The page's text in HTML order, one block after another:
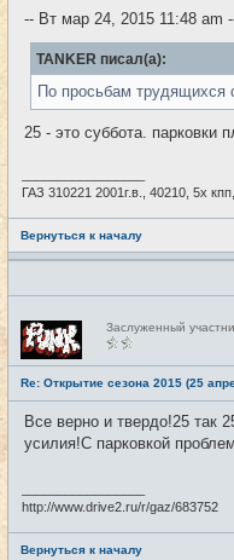
-- Вт мар 24, 2015 11:48 am
TANKER писал(а):
По просьбам трудящихся
25 - это суббота. парковки
ГАЗ 310221 2001г.в., 40210, 5х
Вернуться к началу
Н
е
в
с
е
т
и
Заслуженный
Re: Открытие сезона 2015 (25
Все верно и твердо!25 так
усилия!С парковкой
http://www.drive2.ru/r/gaz/683752
Вернуться к началу